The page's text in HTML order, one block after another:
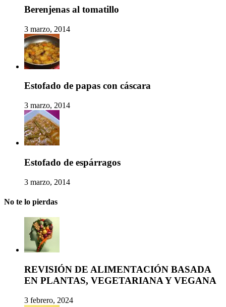
Berenjenas al tomatillo
3 marzo, 2014
Estofado de papas con cáscara
3 marzo, 2014
Estofado de espárragos
3 marzo, 2014
No te lo pierdas
REVISIÓN DE ALIMENTACIÓN BASADA
EN PLANTAS, VEGETARIANA Y VEGANA
3 febrero, 2024